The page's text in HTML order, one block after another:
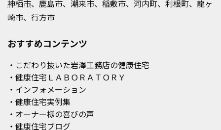
神栖市、鹿島市、潮来市、稲敷市、河内町、利根町、龍ヶ
崎市、行方市
おすすめコンテンツ
・こだわり抜いた岩澤工務店の健康住宅
・健康住宅ＬＡＢＯＲＡＴＯＲＹ
・インフォメーション
・健康住宅実例集
・オーナー様の喜びの声
・健康住宅ブログ